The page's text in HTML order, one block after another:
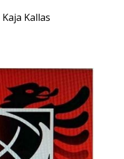
Kaja Kallas